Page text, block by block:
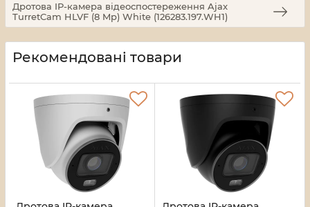
Дротова IP-камера відеоспостереження Ajax
TurretCam HLVF (8 Mp) White (126283.197.WH1)
Рекомендовані товари